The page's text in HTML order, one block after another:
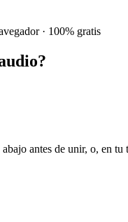
· 100% gratis
antes de unir, o, en